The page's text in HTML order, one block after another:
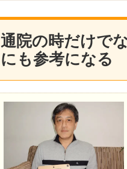
通院の時だけで
にも参考になる